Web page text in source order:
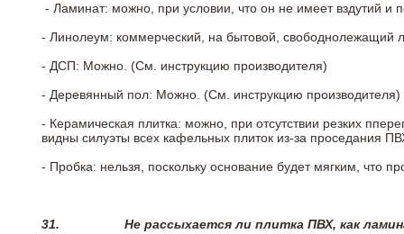
- Ламинат: можно, при условии, что он не имеет вздутий
- Линолеум: коммерческий, на бытовой, свободнолежащий
- ДСП: Можно. (См. инструкцию производителя)
- Деревянный пол: Можно. (См. инструкцию производителя)
- Керамическая плитка: можно, при отсутствии резких
видны силуэты всех кафельных плиток из-за проседания
- Пробка: нельзя, поскольку основание будет мягким, что
31. Не рассыхается ли плитка ПВХ, как